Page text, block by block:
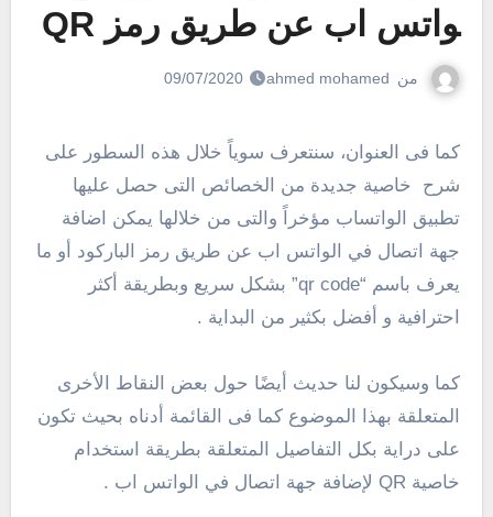
واتس اب عن طريق رمز QR
من ahmed mohamed
09/07/2020
كما فى العنوان، سنتعرف سوياً خلال هذه السطور على
شرح خاصية جديدة من الخصائص التى حصل عليها
تطبيق الواتساب مؤخراً والتى من خلالها يمكن اضافة
جهة اتصال في الواتس اب عن طريق رمز الباركود أو ما
يعرف باسم “qr code” بشكل سريع وبطريقة أكثر
احترافية و أفضل بكثير من البداية .
كما وسيكون لنا حديث أيضًا حول بعض النقاط الأخرى
المتعلقة بهذا الموضوع كما فى القائمة أدناه بحيث تكون
على دراية بكل التفاصيل المتعلقة بطريقة استخدام
خاصية QR لإضافة جهة اتصال في الواتس اب .